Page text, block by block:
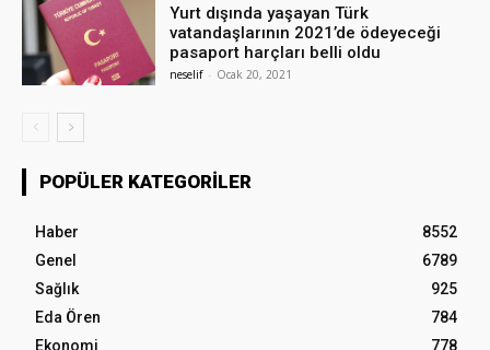
Yurt dışında yaşayan Türk
vatandaşlarının 2021’de ödeyeceği
pasaport harçları belli oldu
neselif - Ocak 20, 2021
POPÜLER KATEGORILER
Haber
8552
Genel
6789
Sağlık
925
Eda Ören
784
Ekonomi
778